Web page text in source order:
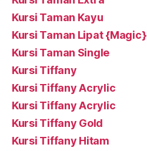
Kursi Taman Kayu
Kursi Taman Lipat {Magic}
Kursi Taman Single
Kursi Tiffany
Kursi Tiffany Acrylic
Kursi Tiffany Acrylic
Kursi Tiffany Gold
Kursi Tiffany Hitam